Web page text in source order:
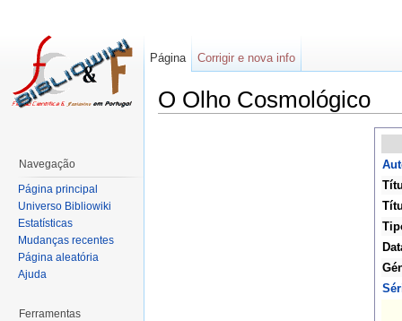
O Olho Cosmológico
Página Corrigir e nova info
Navegação
Página principal
Universo Bibliowiki
Estatísticas
Mudanças recentes
Página aleatória
Ajuda
Ferramentas